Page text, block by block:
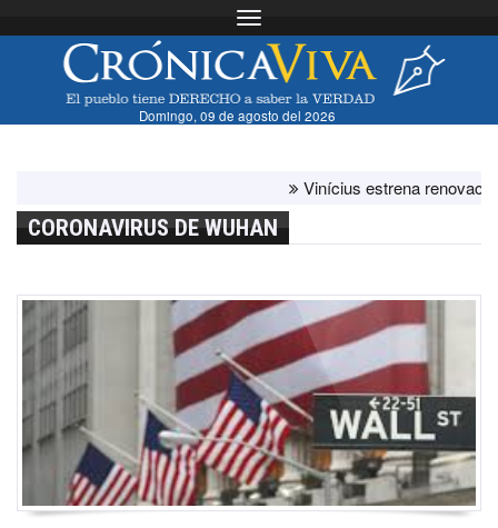
Toggle navigation
Domingo, 09 de agosto del 2026
Vinícius estrena renovación
CORONAVIRUS DE WUHAN